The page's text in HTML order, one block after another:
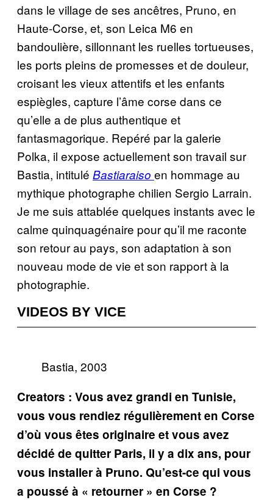
dans le village de ses ancêtres, Pruno, en
Haute-Corse, et, son Leica M6 en
bandoulière, sillonnant les ruelles tortueuses,
les ports pleins de promesses et de douleur,
croisant les vieux attentifs et les enfants
espiègles, capture l’âme corse dans ce
qu’elle a de plus authentique et
fantasmagorique. Repéré par la galerie
Polka, il expose actuellement son travail sur
Bastia, intitulé Bastiaraiso en hommage au
mythique photographe chilien Sergio Larrain.
Je me suis attablée quelques instants avec le
calme quinquagénaire pour qu’il me raconte
son retour au pays, son adaptation à son
nouveau mode de vie et son rapport à la
photographie.
VIDEOS BY VICE
Bastia, 2003
Creators : Vous avez grandi en Tunisie,
vous vous rendiez régulièrement en Corse
d’où vous êtes originaire et vous avez
décidé de quitter Paris, il y a dix ans, pour
vous installer à Pruno. Qu’est-ce qui vous
a poussé à « retourner » en Corse ?